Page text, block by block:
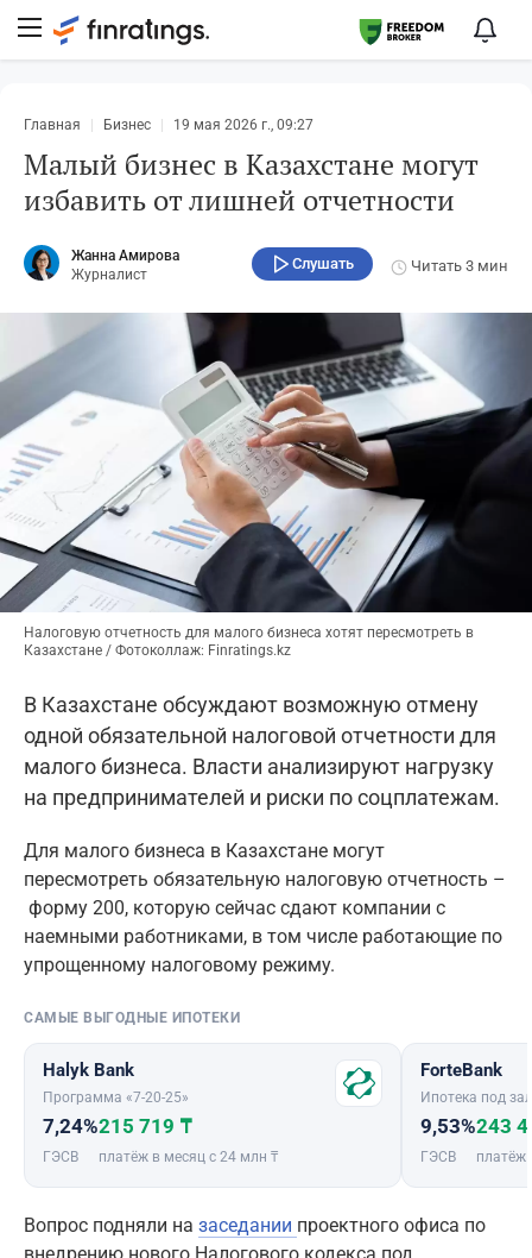
Главная Бизнес 19 мая 2026 г., 09:27
Малый бизнес в Казахстане могут
избавить от лишней отчетности
Жанна Амирова
Журналист
Слушать Читать 3 мин
Налоговую отчетность для малого бизнеса хотят пересмотреть в
Казахстане / Фотоколлаж: Finratings.kz
В Казахстане обсуждают возможную отмену
одной обязательной налоговой отчетности для
малого бизнеса. Власти анализируют нагрузку
на предпринимателей и риски по соцплатежам.
Для малого бизнеса в Казахстане могут
пересмотреть обязательную налоговую отчетность –
форму 200, которую сейчас сдают компании с
наемными работниками, в том числе работающие по
упрощенному налоговому режиму.
САМЫЕ ВЫГОДНЫЕ ИПОТЕКИ
Halyk Bank
Программа «7-20-25»
7,24%
ГЭСВ
215 719 ₸
платёж в месяц с 24 млн ₸
ForteBank
Ипотека под
9,53%
ГЭСВ
243
платёж
Вопрос подняли на заседании проектного офиса по